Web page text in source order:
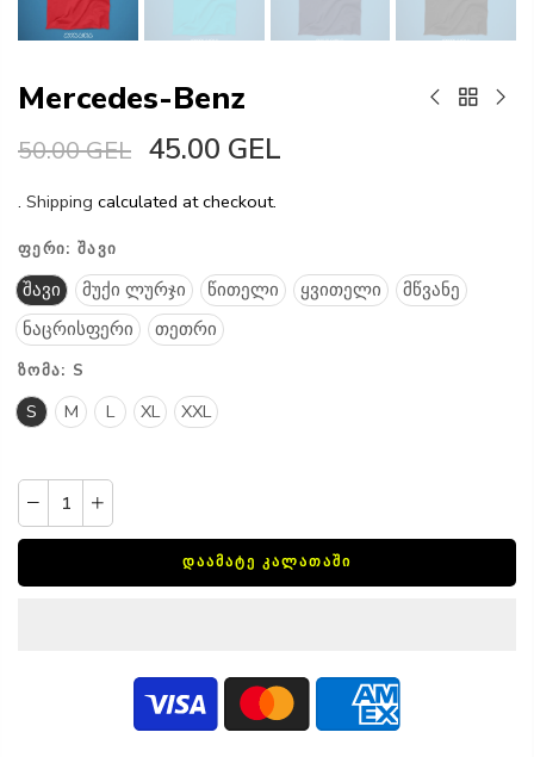
Mercedes-Benz
50.00 GEL 45.00 GEL
. Shipping calculated at checkout.
ᲤᲔᲠᲘ: ᲨᲐᲕᲘ
შავი მუქი ლურჯი წითელი ყვითელი
მწვანე
ნაცრისფერი
თეთრი
ᲖᲝᲛᲐ: S
S M L XL XXL
ᲓᲐᲐᲛᲐᲢᲔ ᲙᲐᲚᲐᲗᲐᲨᲘ